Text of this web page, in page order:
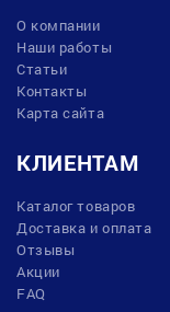
О компании
Наши работы
Статьи
Контакты
Карта сайта
КЛИЕНТАМ
Каталог товаров
Доставка и оплата
Отзывы
Акции
FAQ